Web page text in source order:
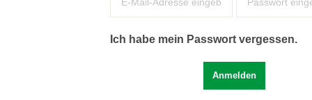
Ich habe mein Passwort vergessen.
Anmelden